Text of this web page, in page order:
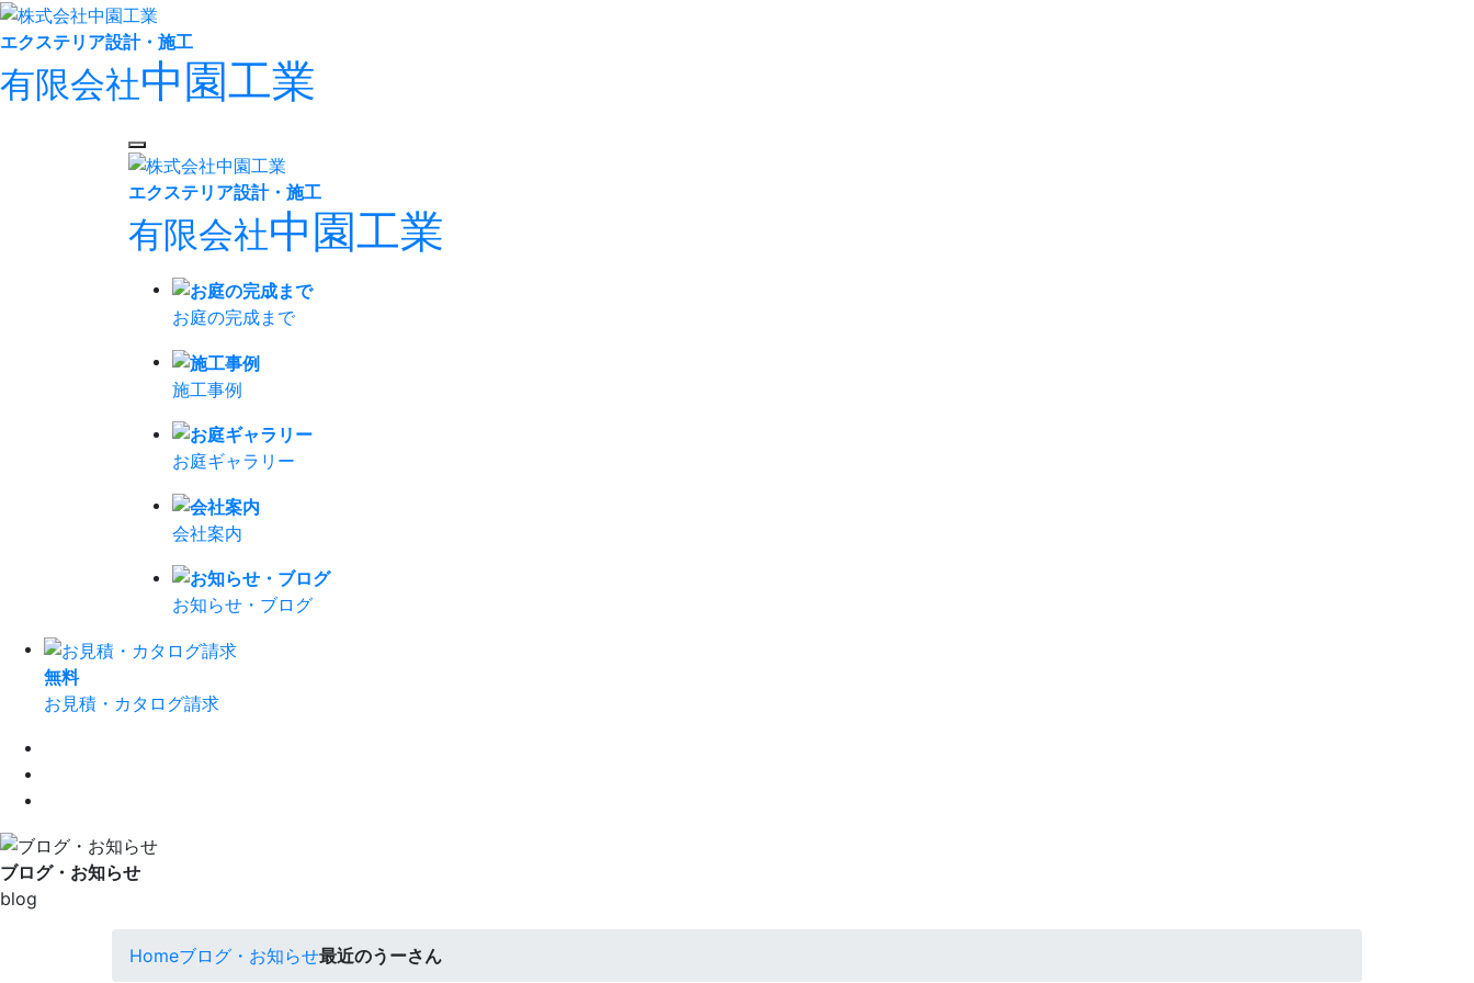
エクステリア設計・施工
有限会社中園工業
エクステリア設計・施工
有限会社中園工業
お庭の完成まで
施工事例
お庭ギャラリー
会社案内
お知らせ・ブログ
無料
お見積・カタログ請求
ブログ・お知らせ
blog
Homeブログ・お知らせ最近のうーさん